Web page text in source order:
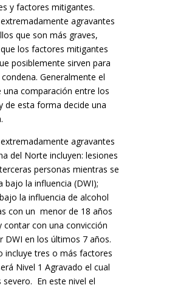
y factores mitigantes.
agravantes
que son más graves,
los factores mitigantes
posiblemente sirven para
Generalmente el
una comparación entre los
de esta forma decide una
agravantes
del Norte incluyen: lesiones
personas mientras se
bajo la influencia (DWI);
la influencia de alcohol
con un menor de 18 años
contar con una convicción
DWI en los últimos 7 años.
incluye tres o más factores
Nivel 1 Agravado el cual
severo. En este nivel el